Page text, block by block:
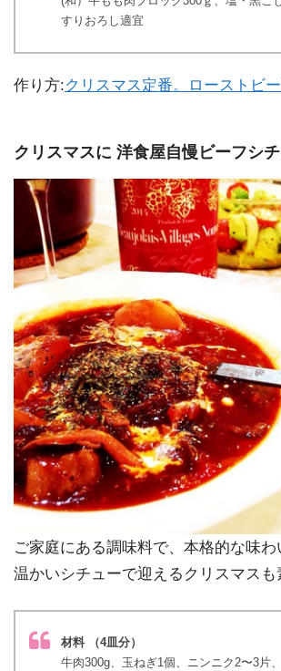
すりおろし適宜
作り方:クリスマス定番。ローストビ
クリスマスに 洋食屋自慢ビーフシチ
ご家庭にある調味料で、本格的な味わ
温かいシチューで迎えるクリスマスも
材料 （4皿分）
牛肉300g、玉ねぎ1個、ニンニク2〜3片